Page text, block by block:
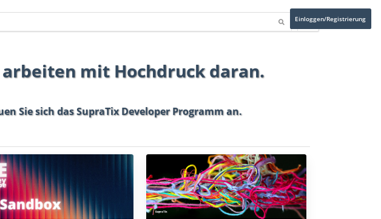
Einloggen/Registrierung
mit Hochdruck daran.
Sie sich dasSupraTix Developer Programman.